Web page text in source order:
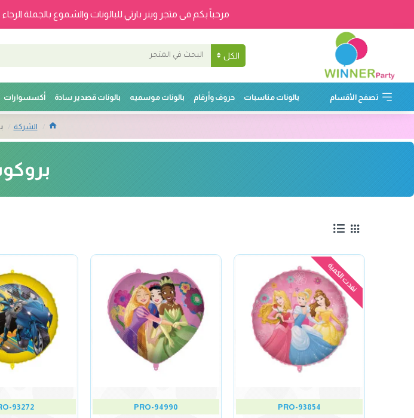
مرحباً بكم فى متجر وينر بارتي للبالونات والشموع بالجملة الرجاء
الكل
تصفح الأقسام بالونات مناسبات حروف وأرقام بالونات موسميه بالونات قصدير سادة أكسسوارات
الشركة
نفدت الكمية
PRO-93854
PRO-94990
93272